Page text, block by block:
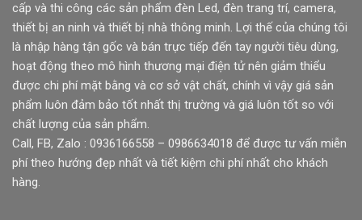
cấp và thi công các sản phẩm đèn Led, đèn trang trí, camera,
thiết bị an ninh và thiết bị nhà thông minh. Lợi thế của chúng tôi
là nhập hàng tận gốc và bán trực tiếp đến tay người tiêu dùng,
hoạt động theo mô hình thương mại điện tử nên giảm thiểu
được chi phí mặt bằng và cơ sở vật chất, chính vì vậy giá sản
phẩm luôn đảm bảo tốt nhất thị trường và giá luôn tốt so với
chất lượng của sản phẩm.
Call, FB, Zalo : 0936166558 – 0986634018 để được tư vấn miễn
phí theo hướng đẹp nhất và tiết kiệm chi phí nhất cho khách
hàng.